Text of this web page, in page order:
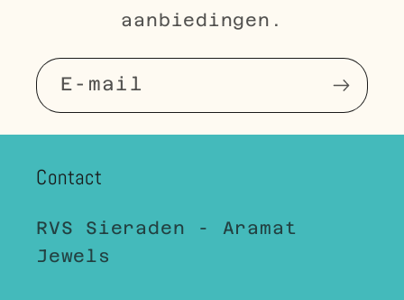
aanbiedingen.
E‑mail
Contact
RVS Sieraden - Aramat
Jewels